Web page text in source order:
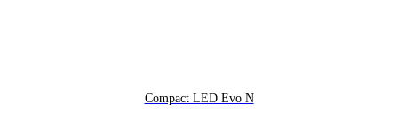
Compact LED Evo N